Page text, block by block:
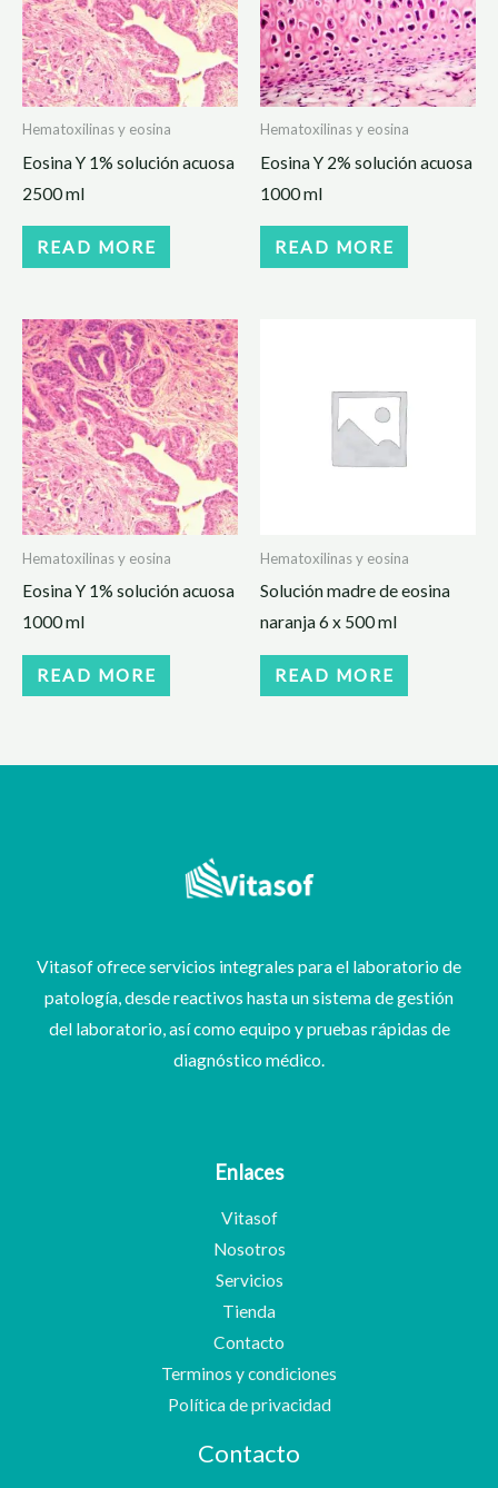
Hematoxilinas y eosina
Eosina Y 1% solución acuosa
2500 ml
READ MORE
Hematoxilinas y eosina
Eosina Y 2% solución acuosa
1000 ml
READ MORE
Hematoxilinas y eosina
Eosina Y 1% solución acuosa
1000 ml
READ MORE
Hematoxilinas y eosina
Solución madre de eosina
naranja 6 x 500 ml
READ MORE
Vitasof ofrece servicios integrales para el laboratorio de
patología, desde reactivos hasta un sistema de gestión
del laboratorio, así como equipo y pruebas rápidas de
diagnóstico médico.
Enlaces
Vitasof
Nosotros
Servicios
Tienda
Contacto
Terminos y condiciones
Política de privacidad
Contacto